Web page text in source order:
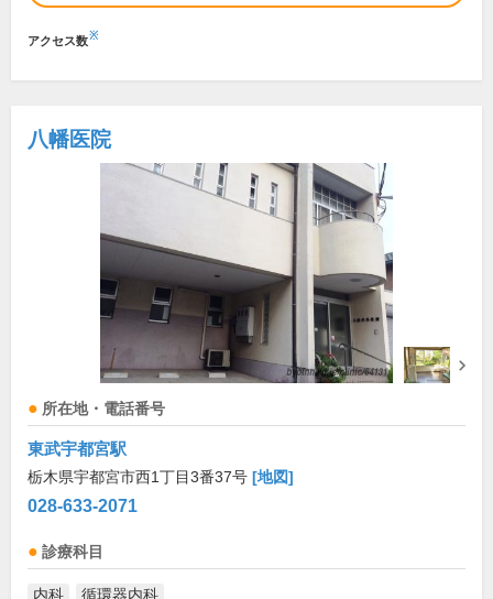
アクセス数※
八幡医院
所在地・電話番号
東武宇都宮駅
栃木県宇都宮市西1丁目3番37号 [地図]
028-633-2071
診療科目
内科 循環器内科